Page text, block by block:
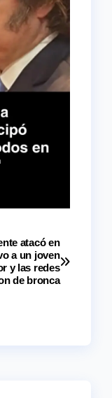
atacó en
a un joven
y las redes
de bronca